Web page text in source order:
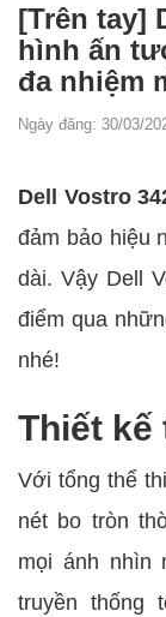
[Trên tay]
hình ấn
đa nhiệm
Ngày đăng: 30/03/
Dell Vostro
đảm bảo hiệu
dài. Vậy Dell
điểm qua
nhé!
Thiết kế
Với tổng thể
nét bo tròn
mọi ánh nhìn
truyền thống